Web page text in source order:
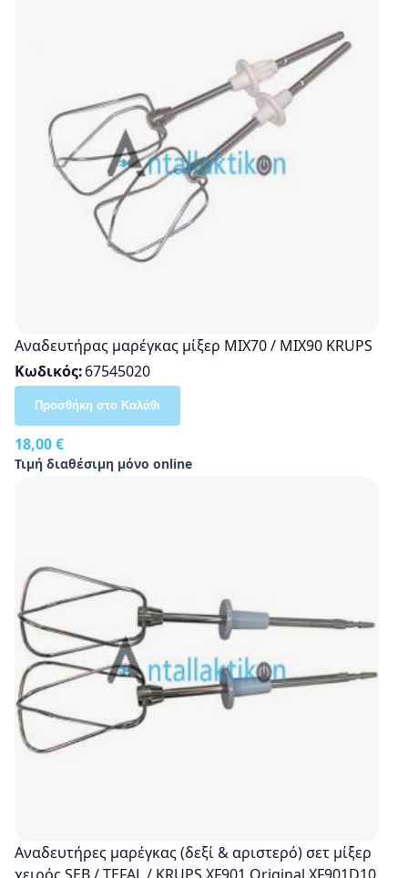
Αναδευτήρας μαρέγκας μίξερ ΜΙΧ70 / ΜΙΧ90 KRUPS
Κωδικός 67545020
18,00 €
Τιμή διαθέσιμη μόνο online
Προσθήκη στο Καλάθι
Αναδευτήρες μαρέγκας (δεξί & αριστερό) σετ μίξερ
χειρός SEB / TEFAL / KRUPS XF901 Οriginal XF901D10